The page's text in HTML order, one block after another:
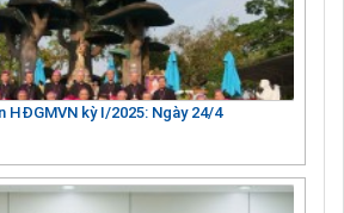
HĐGMVN kỳ I/2025: Ngày 24/4